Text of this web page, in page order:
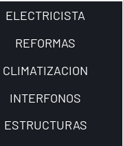
ELECTRICISTA
REFORMAS
CLIMATIZACION
INTERFONOS
ESTRUCTURAS